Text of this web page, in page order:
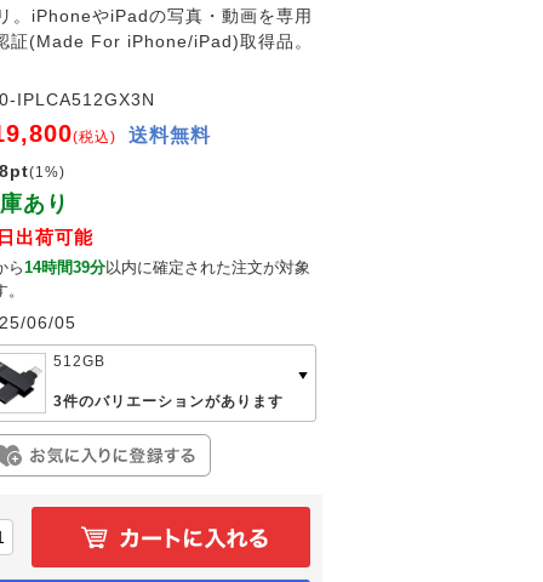
。iPhoneやiPadの写真・動画を専用
証(Made For iPhone/iPad)取得品。
IPLCA512GX3N
(税込) 送料無料
(1%)
あり
出荷可能
ら14時間39分以内に確定された注文が対象
06/05
512GB
3件のバリエーションがあります